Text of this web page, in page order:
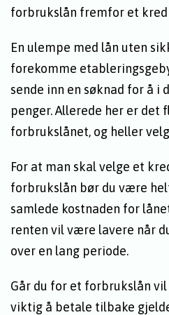
forbrukslån fremfor et
En ulempe med lån uten
forekomme
sende inn en søknad for å i
penger. Allerede her er det
forbrukslånet, og heller
For at man skal velge et
forbrukslån bør du være
samlede kostnaden for
renten vil være lavere når
over en lang periode.
Går du for et forbrukslån
viktig å betale tilbake